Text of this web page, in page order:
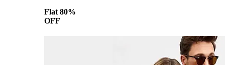
Flat 80%
OFF